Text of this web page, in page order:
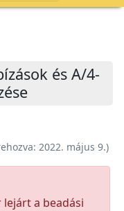
és A/4-
2022. május 9.)
lejárt a beadási